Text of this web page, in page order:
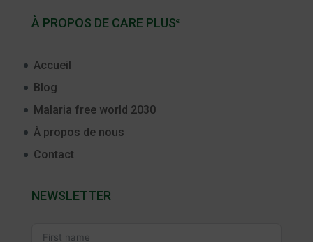
À PROPOS DE CARE PLUS®
Accueil
Blog
Malaria free world 2030
À propos de nous
Contact
NEWSLETTER